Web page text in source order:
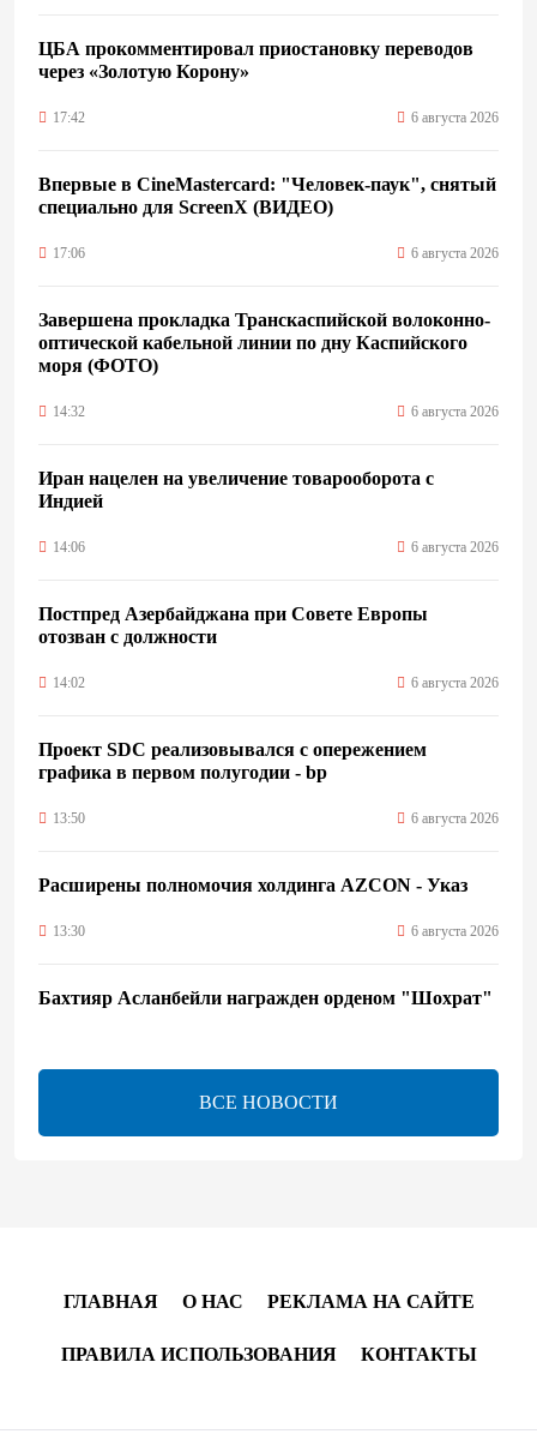
ЦБА прокомментировал приостановку переводов
через «Золотую Корону»
17:42 6 августа 2026
Впервые в CineMastercard: "Человек-паук", снятый
специально для ScreenX (ВИДЕО)
17:06 6 августа 2026
Завершена прокладка Транскаспийской волоконно-
оптической кабельной линии по дну Каспийского
моря (ФОТО)
14:32 6 августа 2026
Иран нацелен на увеличение товарооборота с
Индией
14:06 6 августа 2026
Постпред Азербайджана при Совете Европы
отозван с должности
14:02 6 августа 2026
Проект SDC реализовывался с опережением
графика в первом полугодии - bp
13:50 6 августа 2026
Расширены полномочия холдинга AZCON - Указ
13:30 6 августа 2026
Бахтияр Асланбейли награжден орденом "Шохрат"
13:26 6 августа 2026
bp о ходе строительства солнечной электростанции
Азербайджан непродовольственными товарами
Армении объявлено окончательное решение
ВСЕ НОВОСТИ
ГЛАВНАЯ О НАС РЕКЛАМА НА САЙТЕ
ПРАВИЛА ИСПОЛЬЗОВАНИЯ КОНТАКТЫ